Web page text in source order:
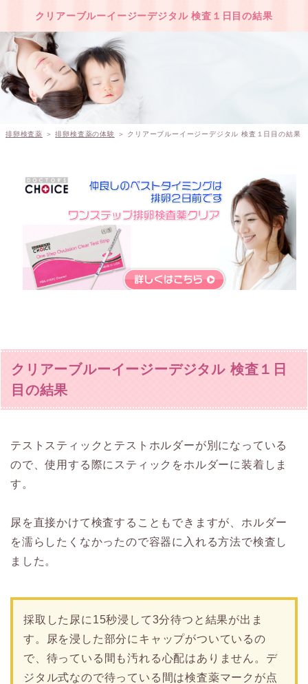
クリアーブルーイージーデジタル 検査１日目の結果
排卵検査薬 ＞排卵検査薬の体験 ＞ クリアーブルーイージーデジタル 検査１日目の結果
クリアーブルーイージーデジタル 検査１日
目の結果
テストスティックとテストホルダーが別になっている
ので、使用する際にスティックをホルダーに装着しま
す。
尿を直接かけて検査することもできますが、ホルダー
を濡らしたくなかったので容器に入れる方法で検査し
ました。
採取した尿に15秒浸して3分待つと結果が出ま
す。尿を浸した部分にキャップがついているの
で、待っている間も汚れる心配はありません。デ
ジタル式なので待っている間は検査薬マークが点